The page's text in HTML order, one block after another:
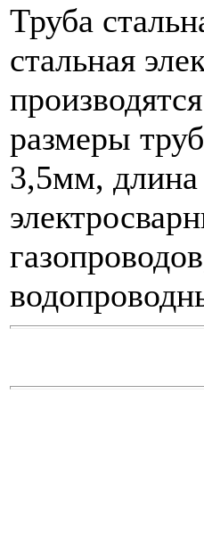
Труба
стальная
размеры
3,5мм,